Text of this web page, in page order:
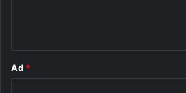
Ad *